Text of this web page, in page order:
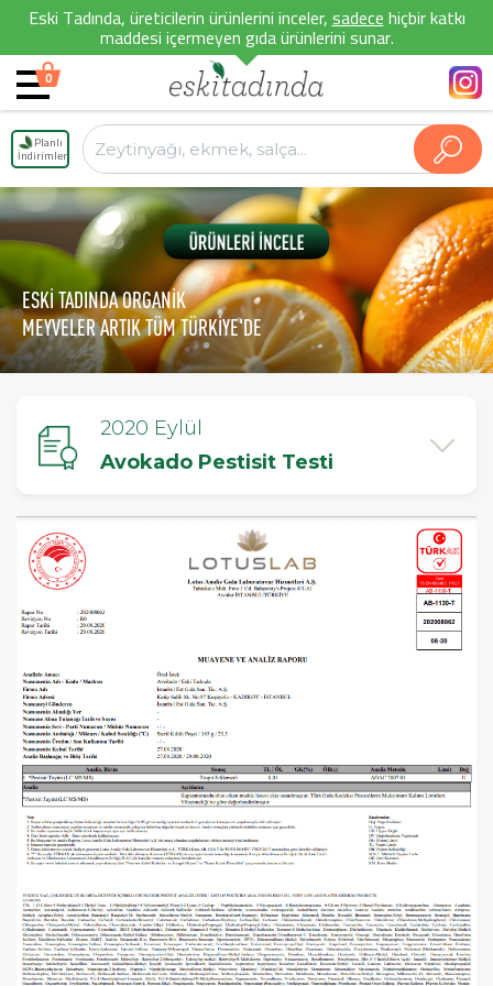
Eski Tadında, üreticilerin ürünlerini inceler,sadecehiçbir katkı
maddesi içermeyen gıda ürünlerini sunar.
0
Planlı
İndirimler
ESKİ TADINDA ORGANİK
MEYVELER ARTIK TÜM TÜRKİYE'DE
2020 Eylül
Avokado Pestisit Testi